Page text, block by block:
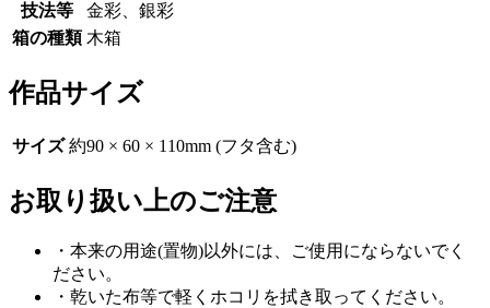
技法等
金彩、銀彩
箱の種類 木箱
作品サイズ
サイズ 約90 × 60 × 110mm (フタ含む)
お取り扱い上のご注意
・本来の用途(置物)以外には、ご使用にならないでく
ださい。
・乾いた布等で軽くホコリを拭き取ってください。